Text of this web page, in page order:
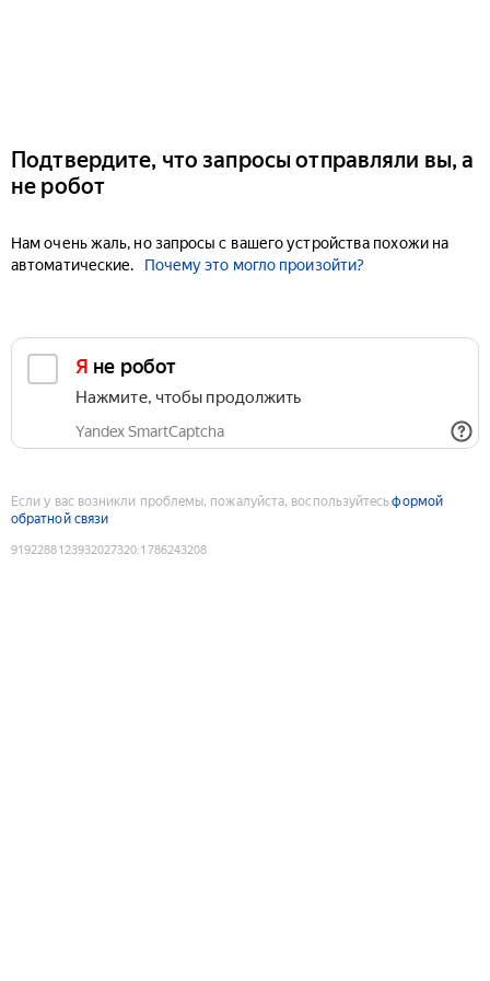
Подтвердите, что запросы отправляли вы, а
не робот
Нам очень жаль, но запросы с вашего устройства похожи на
автоматические.
Почему это могло произойти?
Я не робот
Нажмите, чтобы продолжить
Yandex SmartCaptcha
Если у вас возникли проблемы, пожалуйста, воспользуйтесьформой
обратной связи
9192288123932027320:1786243208